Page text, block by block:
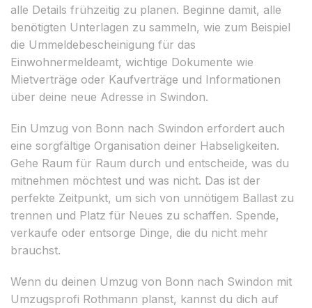
alle Details frühzeitig zu planen. Beginne damit, alle
benötigten Unterlagen zu sammeln, wie zum Beispiel
die Ummeldebescheinigung für das
Einwohnermeldeamt, wichtige Dokumente wie
Mietverträge oder Kaufverträge und Informationen
über deine neue Adresse in Swindon.
Ein Umzug von Bonn nach Swindon erfordert auch
eine sorgfältige Organisation deiner Habseligkeiten.
Gehe Raum für Raum durch und entscheide, was du
mitnehmen möchtest und was nicht. Das ist der
perfekte Zeitpunkt, um sich von unnötigem Ballast zu
trennen und Platz für Neues zu schaffen. Spende,
verkaufe oder entsorge Dinge, die du nicht mehr
brauchst.
Wenn du deinen Umzug von Bonn nach Swindon mit
Umzugsprofi Rothmann planst, kannst du dich auf